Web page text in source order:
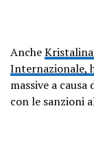
Anche
Internazionale,
massive a
con le sanzioni